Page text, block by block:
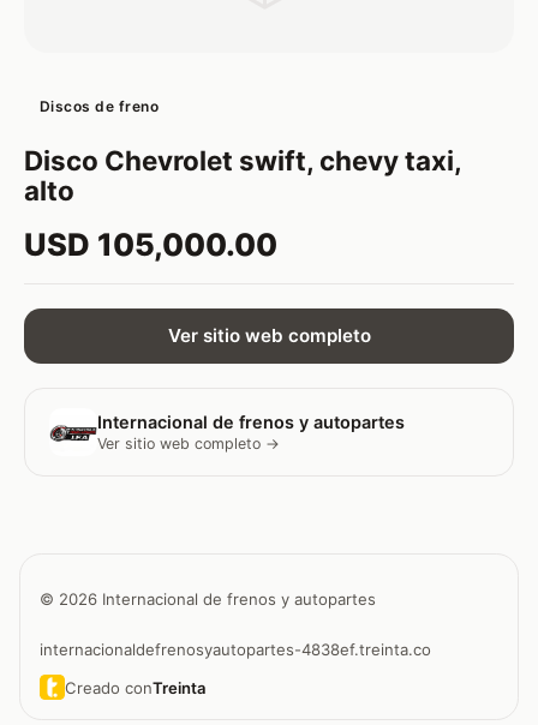
Discos de freno
Disco Chevrolet swift, chevy taxi,
alto
USD 105,000.00
Ver sitio web completo
Internacional de frenos y autopartes
Ver sitio web completo →
© 2026 Internacional de frenos y autopartes
internacionaldefrenosyautopartes-4838ef.treinta.co
Creado conTreinta